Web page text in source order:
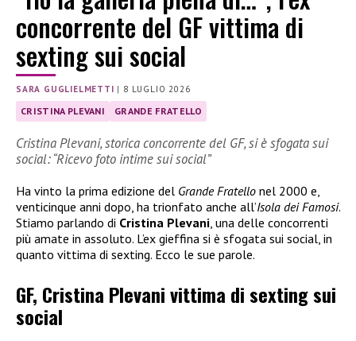
concorrente del GF vittima di
sexting sui social
SARA GUGLIELMETTI | 8 LUGLIO 2026
CRISTINA PLEVANI GRANDE FRATELLO
Cristina Plevani, storica concorrente del GF, si è sfogata sui
social: “Ricevo foto intime sui social”
Ha vinto la prima edizione del Grande Fratello nel 2000 e,
venticinque anni dopo, ha trionfato anche all’Isola dei Famosi.
Stiamo parlando di Cristina Plevani , una delle concorrenti
più amate in assoluto. L’ex gieffina si è sfogata sui social, in
quanto vittima di sexting. Ecco le sue parole.
GF, Cristina Plevani vittima di sexting sui
social